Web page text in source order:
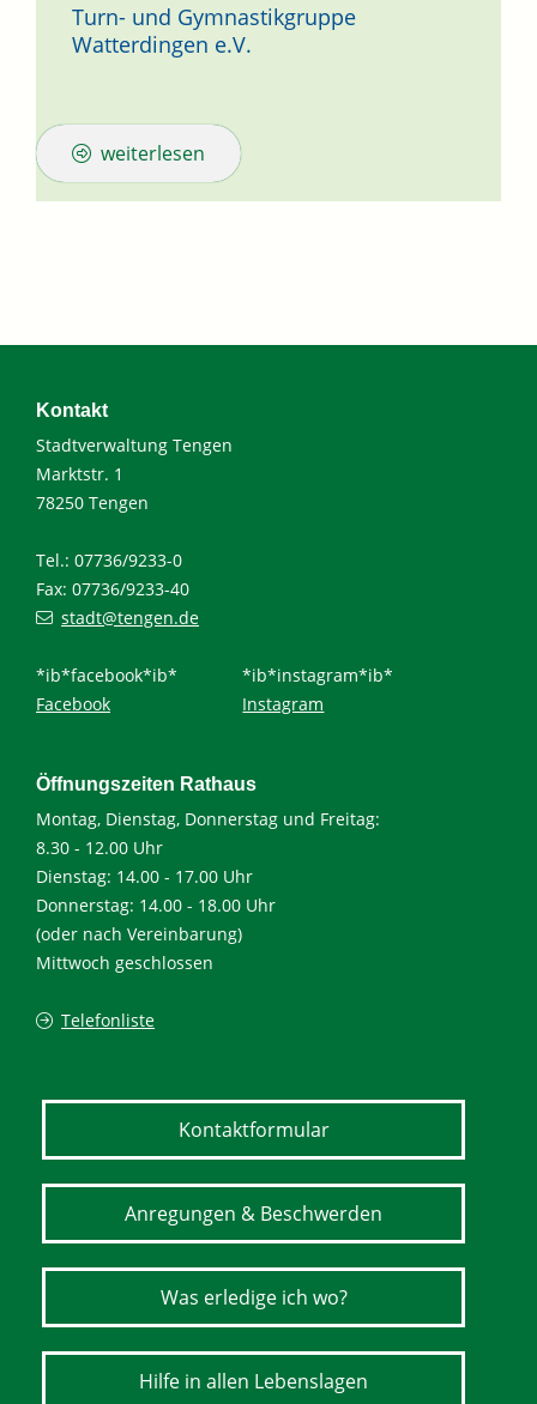
Turn- und Gymnastikgruppe
Watterdingen e.V.
weiterlesen
Kontakt
Stadtverwaltung Tengen
Marktstr. 1
78250 Tengen
Tel.: 07736/9233-0
Fax: 07736/9233-40
stadt@tengen.de
*ib*facebook*ib*
Facebook
*ib*instagram*ib*
Instagram
Öffnungszeiten Rathaus
Montag, Dienstag, Donnerstag und Freitag:
8.30 - 12.00 Uhr
Dienstag: 14.00 - 17.00 Uhr
Donnerstag: 14.00 - 18.00 Uhr
(oder nach Vereinbarung)
Mittwoch geschlossen
Telefonliste
Kontaktformular
Anregungen & Beschwerden
Was erledige ich wo?
Hilfe in allen Lebenslagen